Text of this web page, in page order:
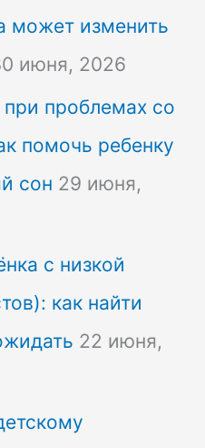
может изменить
июня, 2026
проблемах со
помочь ребенку
сон 29 июня,
с низкой
как найти
22 июня,